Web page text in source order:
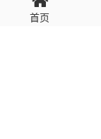
回复需填写必
首页